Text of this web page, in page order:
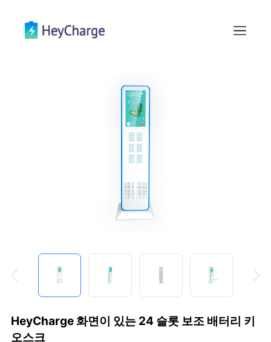
HeyCharge 화면이 있는 24 슬롯 보조 배터리 키
오스크